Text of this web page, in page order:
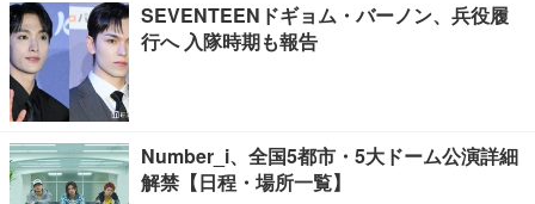
SEVENTEENドギョム・バーノン、兵役履
行へ 入隊時期も報告
Number_i、全国5都市・5大ドーム公演詳細
解禁【日程・場所一覧】